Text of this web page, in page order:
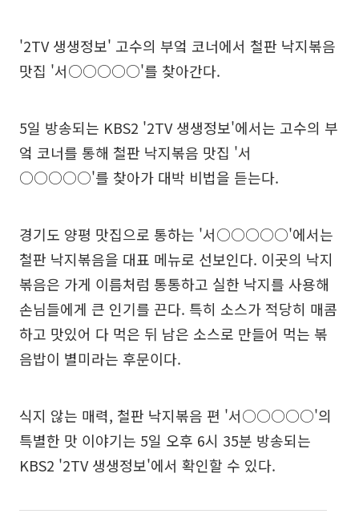
'2TV 생생정보' 고수의 부엌 코너에서 철판 낙지볶음
맛집 '서○○○○○'를 찾아간다.
5일 방송되는 KBS2 '2TV 생생정보'에서는 고수의 부
엌 코너를 통해 철판 낙지볶음 맛집 '서
○○○○○'를 찾아가 대박 비법을 듣는다.
경기도 양평 맛집으로 통하는 '서○○○○○'에서는
철판 낙지볶음을 대표 메뉴로 선보인다. 이곳의 낙지
볶음은 가게 이름처럼 통통하고 실한 낙지를 사용해
손님들에게 큰 인기를 끈다. 특히 소스가 적당히 매콤
하고 맛있어 다 먹은 뒤 남은 소스로 만들어 먹는 볶
음밥이 별미라는 후문이다.
식지 않는 매력, 철판 낙지볶음 편 '서○○○○○'의
특별한 맛 이야기는 5일 오후 6시 35분 방송되는
KBS2 '2TV 생생정보'에서 확인할 수 있다.